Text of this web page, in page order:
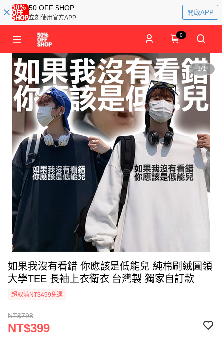
50 OFF SHOP
立刻使用官方APP
開啟APP
0
1/1
如果我沒有看錯 你應該是低能兒 純棉刷絨圓領
大學TEE 長袖上衣衛衣 台灣製 獨家自訂款
超取滿NT$499免運
NT$798
NT$399